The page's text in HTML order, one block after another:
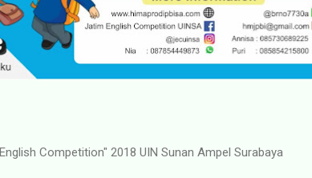
Competition" 2018 UIN Sunan Ampel Surabaya